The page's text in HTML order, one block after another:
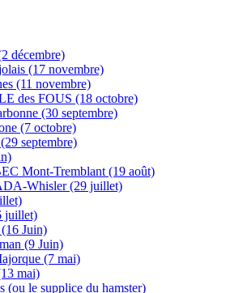
décembre)
(17 novembre)
(11 novembre)
des FOUS (18 octobre)
(30 septembre)
(7 octobre)
septembre)
Mont-Tremblant (19 août)
Whisler (29 juillet)
juillet)
Juin)
(9 Juin)
(7 mai)
mai)
(ou le supplice du hamster)